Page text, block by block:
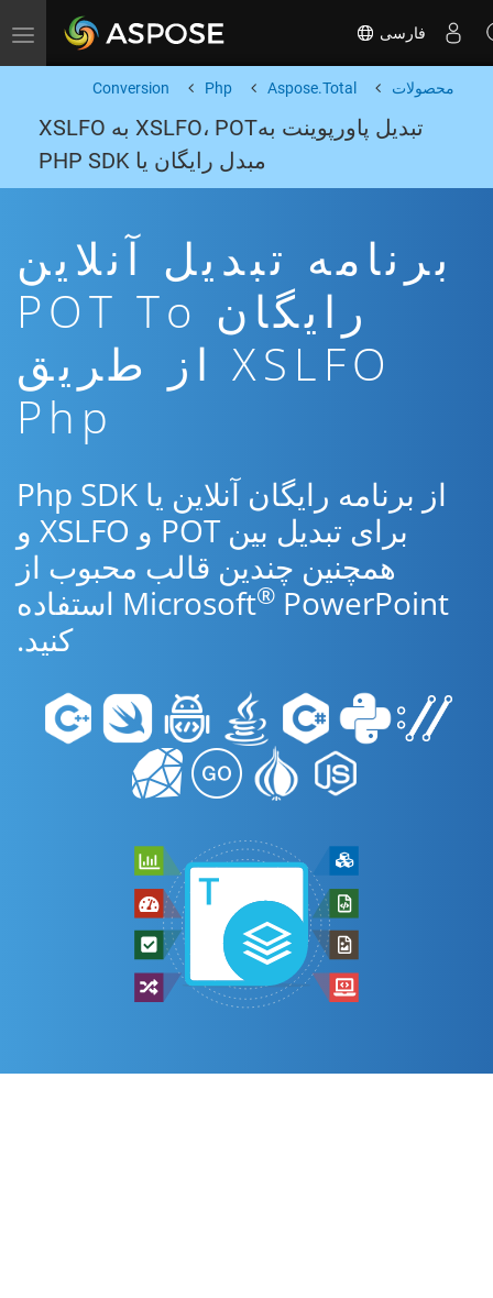
Toggle navigation فارسی
محصولات Aspose.Total
Php
Conversion
تبدیل پاورپوینت بهXSLFO، POT به XSLFO
مبدل رایگان یا PHP SDK
برنامه تبدیل آنلاین
رایگان POT To
XSLFO از طریق
Php
از برنامه رایگان آنلاین یا Php SDK
برای تبدیل بین POT و XSLFO و
همچنین چندین قالب محبوب از
Microsoft®
PowerPoint استفاده
کنید.